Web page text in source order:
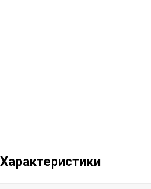
Характеристики